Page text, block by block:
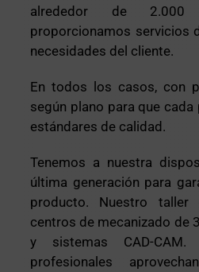
alrededor de 2.000
proporcionamos servicios
necesidades del cliente.
En todos los casos, con
según plano para que
estándares de calidad.
Tenemos a nuestra
última generación para
producto. Nuestro taller
centros de mecanizado de
y sistemas CAD-CAM.
profesionales